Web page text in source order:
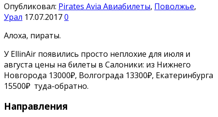
Опубликовал: Pirates Avia Авиабилеты, Поволжье,
Урал 17.07.20170
Алоха, пираты.
У EllinAir появились просто неплохие для июля и
августа цены на билеты в Салоники: из Нижнего
Новгорода 13000₽, Волгограда 13300₽, Екатеринбурга
15500₽ туда-обратно.
Направления